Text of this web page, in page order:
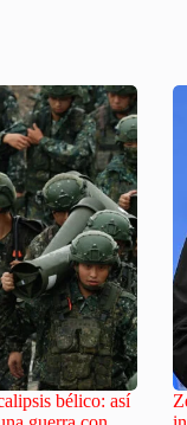
bélico: así